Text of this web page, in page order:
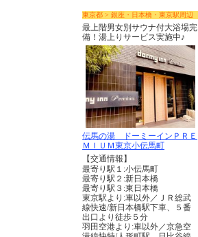
東京都 > 銀座・日本橋・東京駅周辺
最上階男女別サウナ付大浴場完
備！湯上りサービス実施中♪
伝馬の湯 ドーミーインＰＲＥ
ＭＩＵＭ東京小伝馬町
【交通情報】
最寄り駅１:小伝馬町
最寄り駅２:新日本橋
最寄り駅３:東日本橋
東京駅より:車以外／ＪＲ総武
線快速/新日本橋駅下車、５番
出口より徒歩５分
羽田空港より:車以外／京急空